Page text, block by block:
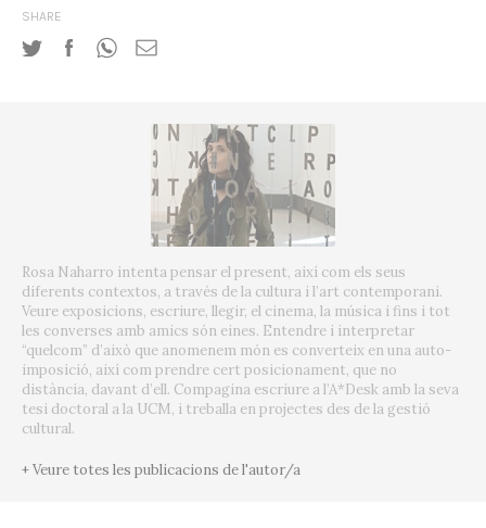
SHARE
Rosa Naharro intenta pensar el present, així com els seus
diferents contextos, a través de la cultura i l’art contemporani.
Veure exposicions, escriure, llegir, el cinema, la música i fins i tot
les converses amb amics són eines. Entendre i interpretar
“quelcom” d’això que anomenem món es converteix en una auto-
imposició, així com prendre cert posicionament, que no
distància, davant d’ell. Compagina escriure a l’A*Desk amb la seva
tesi doctoral a la UCM, i treballa en projectes des de la gestió
cultural.
+ Veure totes les publicacions de l'autor/a